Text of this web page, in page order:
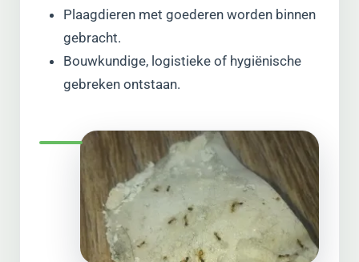
Plaagdieren met goederen worden binnen
gebracht.
Bouwkundige, logistieke of hygiënische
gebreken ontstaan.